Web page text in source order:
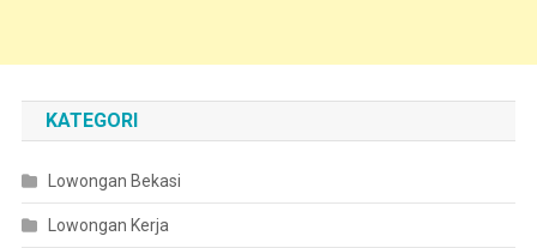
KATEGORI
Lowongan Bekasi
Lowongan Kerja